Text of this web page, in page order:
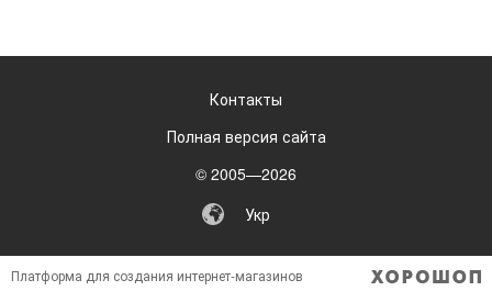
Контакты
Полная версия сайта
© 2005—2026
Укр
Платформа для создания интернет-магазинов